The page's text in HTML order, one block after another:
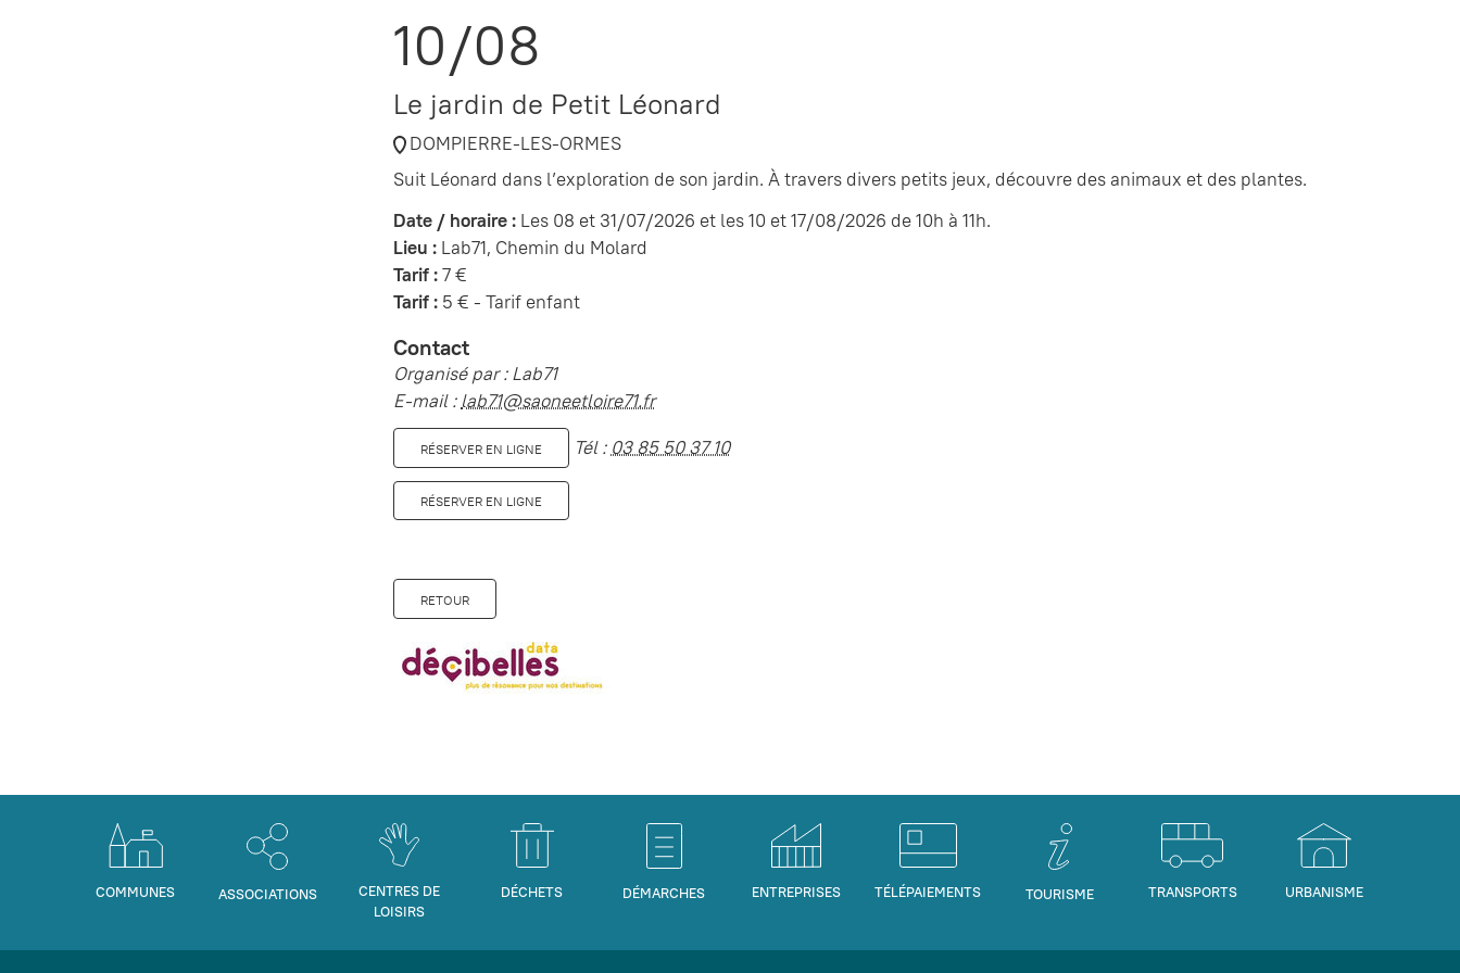
10/08
Le jardin de Petit Léonard
DOMPIERRE-LES-ORMES
Suit Léonard dans l’exploration de son jardin. À travers divers petits jeux, découvre des animaux et des plantes.
Date / horaire : Les 08 et 31/07/2026 et les 10 et 17/08/2026 de 10h à 11h.
Lieu : Lab71, Chemin du Molard
Tarif :7 €
Tarif : 5 € - Tarif enfant
Contact
Organisé par : Lab71
E-mail : lab71@saoneetloire71.fr
RÉSERVER EN LIGNE Tél : 03 85 50 37 10
RÉSERVER EN LIGNE
RETOUR
COMMUNES ASSOCIATIONS
CENTRES DE
LOISIRS
DÉCHETS DÉMARCHES ENTREPRISES TÉLÉPAIEMENTS TOURISME TRANSPORTS URBANISME